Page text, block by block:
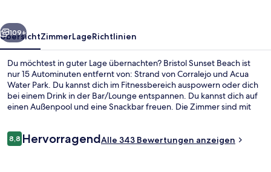
Weiter
109+
ÜbersichtZimmerLageRichtlinien
Du möchtest in guter Lage übernachten? Bristol Sunset Beach ist
nur 15 Autominuten entfernt von: Strand von Corralejo und Acua
Water Park. Du kannst dich im Fitnessbereich auspowern oder dich
bei einem Drink in der Bar/Lounge entspannen. Du kannst dich auf
einen Außenpool und eine Snackbar freuen. Die Zimmer sind mit
Bewertungen
8,88,8 von 10.
HervorragendAlle 343 Bewertungen anzeigen